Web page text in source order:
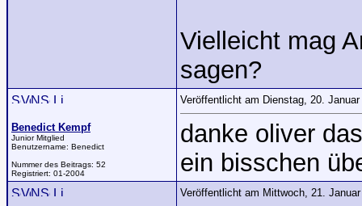
Vielleicht mag
sagen?
Benedict Kempf
Junior Mitglied
Benutzername: Benedict
Nummer des Beitrags: 52
Registriert: 01-2004
Veröffentlicht am Dienstag, 20.
danke oliver
ein bisschen
Veröffentlicht am Mittwoch, 21.